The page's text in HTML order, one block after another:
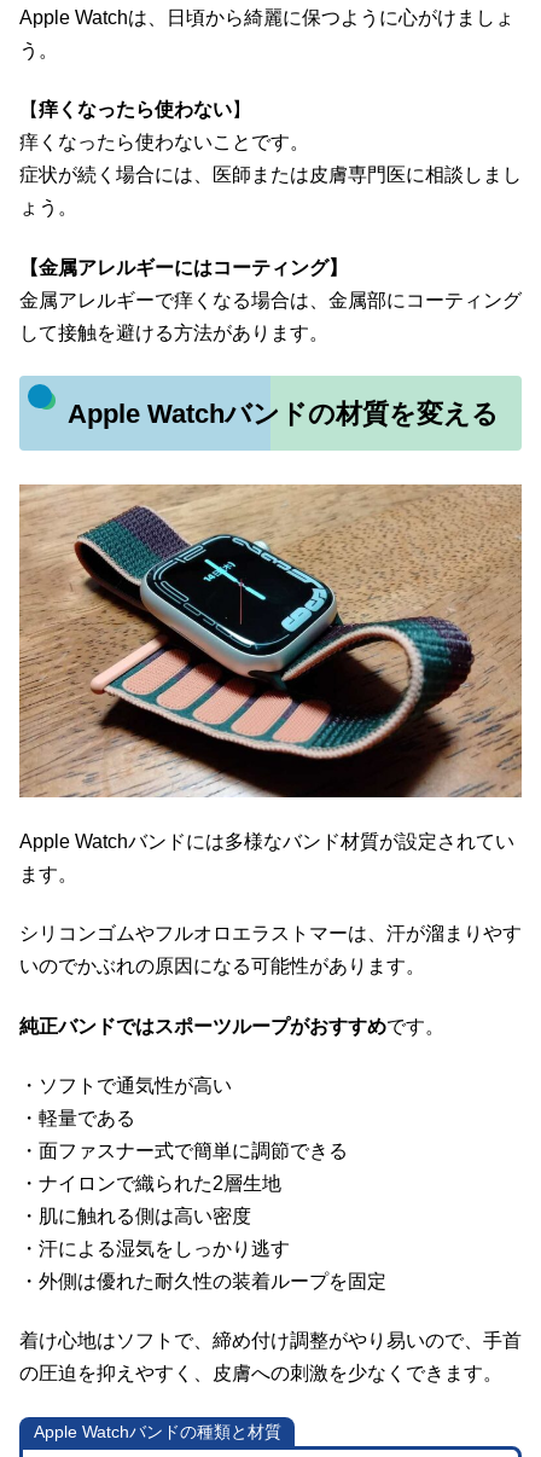
Apple Watchは、日頃から綺麗に保つように心がけましょ
う。
【痒くなったら使わない】
痒くなったら使わないことです。
症状が続く場合には、医師または皮膚専門医に相談しまし
ょう。
【金属アレルギーにはコーティング】
金属アレルギーで痒くなる場合は、金属部にコーティング
して接触を避ける方法があります。
Apple Watchバンドの材質を変える
Apple Watchバンドには多様なバンド材質が設定されてい
ます。
シリコンゴムやフルオロエラストマーは、汗が溜まりやす
いのでかぶれの原因になる可能性があります。
純正バンドではスポーツループがおすすめです。
・ソフトで通気性が高い
・軽量である
・面ファスナー式で簡単に調節できる
・ナイロンで織られた2層生地
・肌に触れる側は高い密度
・汗による湿気をしっかり逃す
・外側は優れた耐久性の装着ループを固定
着け心地はソフトで、締め付け調整がやり易いので、手首
の圧迫を抑えやすく、皮膚への刺激を少なくできます。
Apple Watchバンドの種類と材質